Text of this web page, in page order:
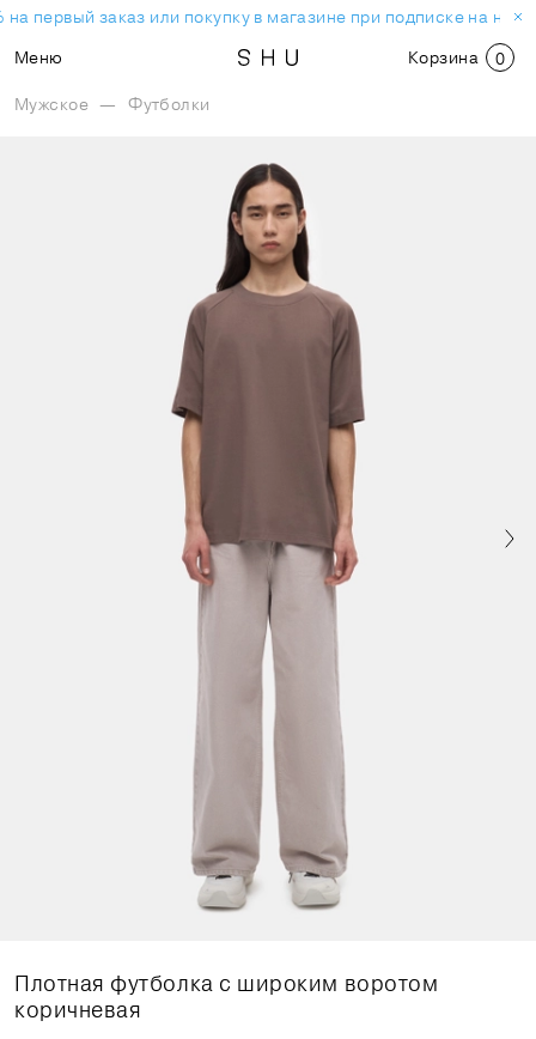
первый заказ или покупку в магазине при подписке на
Меню
Корзина 0
Мужское — Футболки
Плотная футболка с широким воротом
коричневая